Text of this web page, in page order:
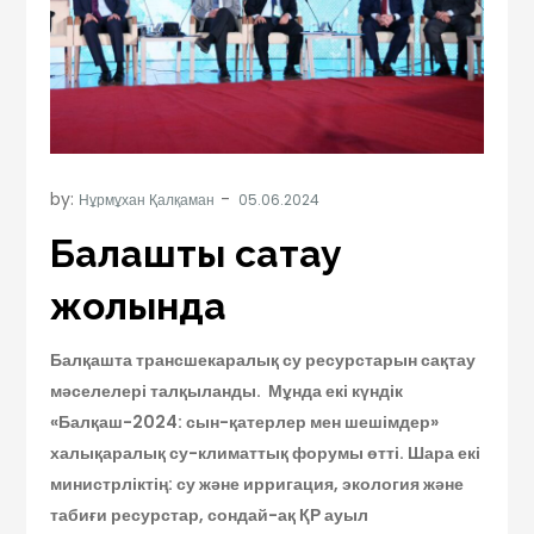
by: Нұрмұхан Қалқаман
Балқашты сақтау
жолында
Балқашта трансшекаралық су ресурстарын сақтау
мәселелері талқыланды. Мұнда екі күндік
«Балқаш-2024: сын-қатерлер мен шешімдер»
халықаралық су-климаттық форумы өтті. Шара екі
министрліктің: су және ирригация, экология және
табиғи ресурстар, сондай-ақ ҚР ауыл